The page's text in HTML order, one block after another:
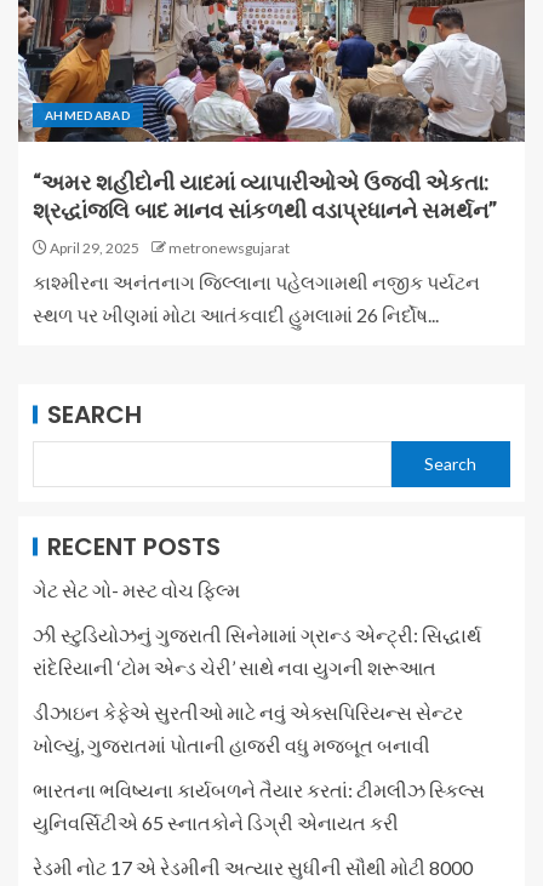
AHMEDABAD
“અમર શહીદોની યાદમાં વ્યાપારીઓએ ઉજવી એકતા:
શ્રદ્ધાંજલિ બાદ માનવ સાંકળથી વડાપ્રધાનને સમર્થન”
April 29, 2025 metronewsgujarat
કાશ્મીરના અનંતનાગ જિલ્લાના પહેલગામથી નજીક પર્યટન
સ્થળ પર ખીણમાં મોટા આતંકવાદી હુમલામાં 26 નિર્દોષ...
SEARCH
Search
RECENT POSTS
ગેટ સેટ ગો- મસ્ટ વોચ ફિલ્મ
ઝી સ્ટુડિયોઝનું ગુજરાતી સિનેમામાં ગ્રાન્ડ એન્ટ્રી: સિદ્ધાર્થ
રાંદેરિયાની ‘ટોમ એન્ડ ચેરી’ સાથે નવા યુગની શરૂઆત
ડીઝાઇન કેફેએ સુરતીઓ માટે નવું એક્સપિરિયન્સ સેન્ટર
ખોલ્યું, ગુજરાતમાં પોતાની હાજરી વધુ મજબૂત બનાવી
ભારતના ભવિષ્યના કાર્યબળને તૈયાર કરતાં: ટીમલીઝ સ્કિલ્સ
યુનિવર્સિટીએ 65 સ્નાતકોને ડિગ્રી એનાયત કરી
રેડમી નોટ 17 એ રેડમીની અત્યાર સુધીની સૌથી મોટી 8000